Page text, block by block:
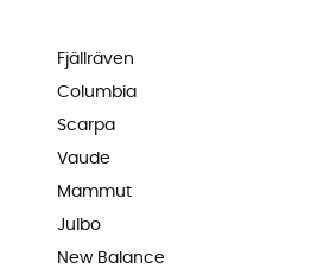
Fjällräven
Columbia
Scarpa
Vaude
Mammut
Julbo
New Balance